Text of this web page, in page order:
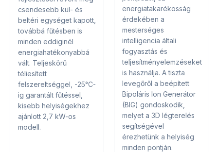
csendesebb kül- és
beltéri egységet kapott,
továbbá fűtésben is
minden eddiginél
energiahatékonyabbá
vált. Teljeskörű
téliesített
felszereltséggel, -25°C-
ig garantált fűtéssel,
kisebb helyiségekhez
ajánlott 2,7 kW-os
modell.
energiatakarékosság
érdekében a
mesterséges
intelligencia általi
fogyasztás és
teljesítményelemzéseket
is használja. A tiszta
levegőről a beépített
Bipoláris Ion Generátor
(BIG) gondoskodik,
melyet a 3D légterelés
segítségével
érezhetünk a helyiség
minden pontján.